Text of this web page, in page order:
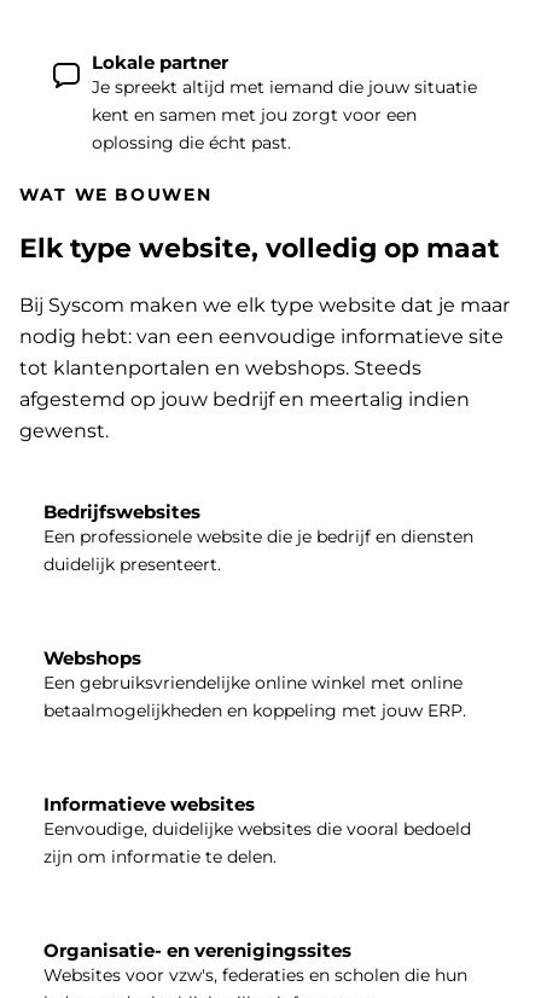
Lokale partner
Je spreekt altijd met iemand die jouw situatie
kent en samen met jou zorgt voor een
oplossing die écht past.
WAT WE BOUWEN
Elk type website, volledig op maat
Bij Syscom maken we elk type website dat je maar
nodig hebt: van een eenvoudige informatieve site
tot klantenportalen en webshops. Steeds
afgestemd op jouw bedrijf en meertalig indien
gewenst.
Bedrijfswebsites
Een professionele website die je bedrijf en diensten
duidelijk presenteert.
Webshops
Een gebruiksvriendelijke online winkel met online
betaalmogelijkheden en koppeling met jouw ERP.
Informatieve websites
Eenvoudige, duidelijke websites die vooral bedoeld
zijn om informatie te delen.
Organisatie- en verenigingssites
Websites voor vzw's, federaties en scholen die hun